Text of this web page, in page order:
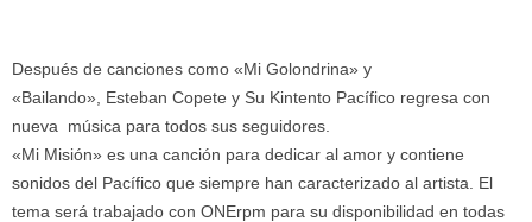
Después de canciones como «Mi Golondrina» y
«Bailando», Esteban Copete y Su Kintento Pacífico regresa con
nueva música para todos sus seguidores.
«Mi Misión» es una canción para dedicar al amor y contiene
sonidos del Pacífico que siempre han caracterizado al artista. El
tema será trabajado con ONErpm para su disponibilidad en todas